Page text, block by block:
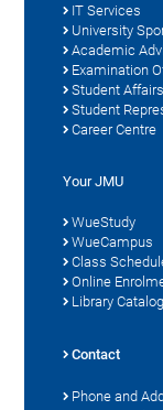
IT Services
University
Academic
Examination
Student Affairs
Student
Career Centre
Your JMU
WueStudy
WueCampus
Class
Online
Library
Contact
Phone and